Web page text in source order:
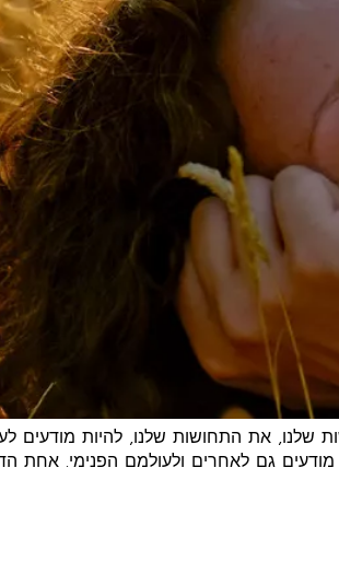
את התחושות שלנו, להיות מודעים
גם לאחרים ולעולמם הפנימי. אחת